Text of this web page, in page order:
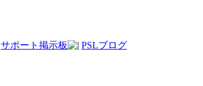
サポート掲示板 PSLブログ